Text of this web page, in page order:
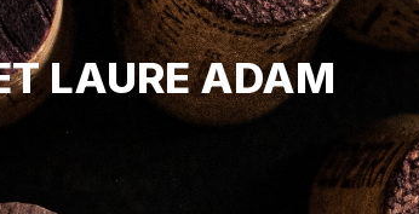
LAURE ADAM